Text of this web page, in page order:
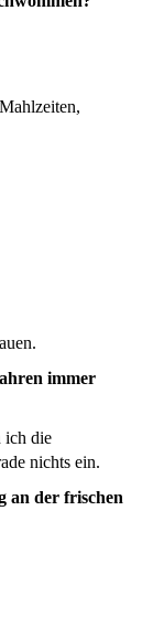
immer
ich die
nichts ein.
an der frischen